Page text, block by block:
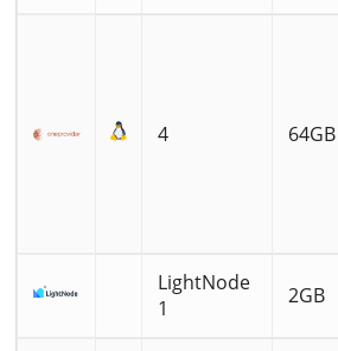
4 64GB
LightNode
1
2GB